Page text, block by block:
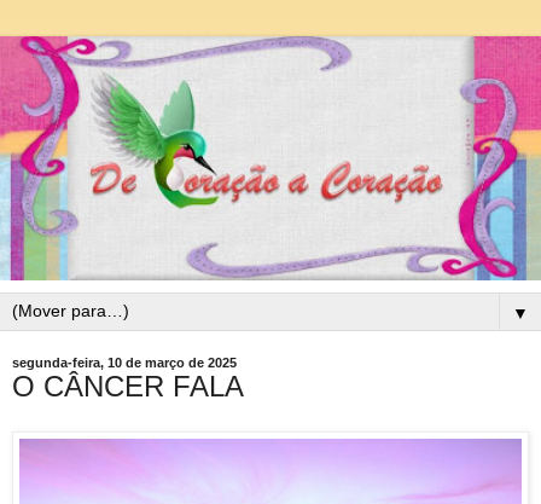
▼
segunda-feira, 10 de março de 2025
O CÂNCER FALA